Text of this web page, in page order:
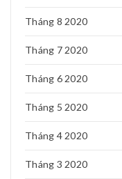
Tháng 8 2020
Tháng 7 2020
Tháng 6 2020
Tháng 5 2020
Tháng 4 2020
Tháng 3 2020